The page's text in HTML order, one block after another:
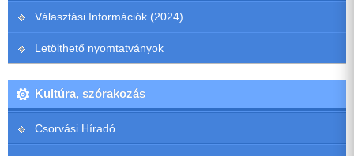
Választási Információk (2024)
Letölthető nyomtatványok
Kultúra, szórakozás
Csorvási Híradó